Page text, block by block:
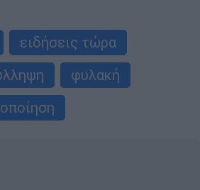
ειδήσεις τώρα
φυλακή